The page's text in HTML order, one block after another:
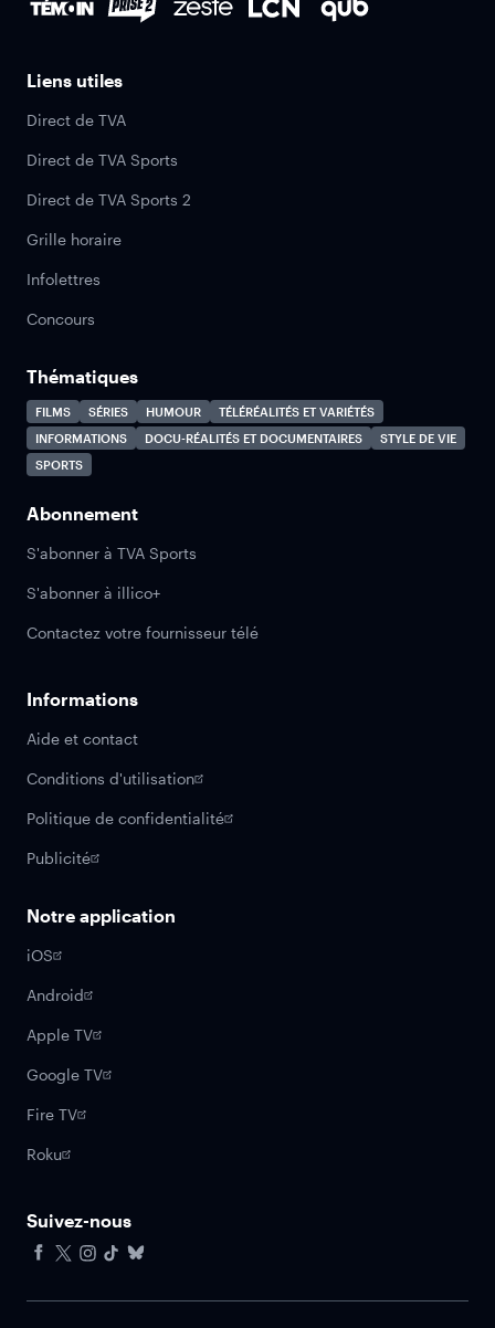
Liens utiles
Direct de TVA
Direct de TVA Sports
Direct de TVA Sports 2
Grille horaire
Infolettres
Concours
Thématiques
FILMS SÉRIES HUMOUR
TÉLÉRÉALITÉS ET VARIÉTÉS
INFORMATIONS
DOCU-RÉALITÉS ET DOCUMENTAIRES
STYLE DE VIE
SPORTS
Abonnement
S'abonner à TVA Sports
S'abonner à illico+
Contactez votre fournisseur télé
Informations
Aide et contact
Conditions d'utilisation
Politique de confidentialité
Publicité
Notre application
iOS
Android
Apple TV
Google TV
Fire TV
Roku
Suivez-nous